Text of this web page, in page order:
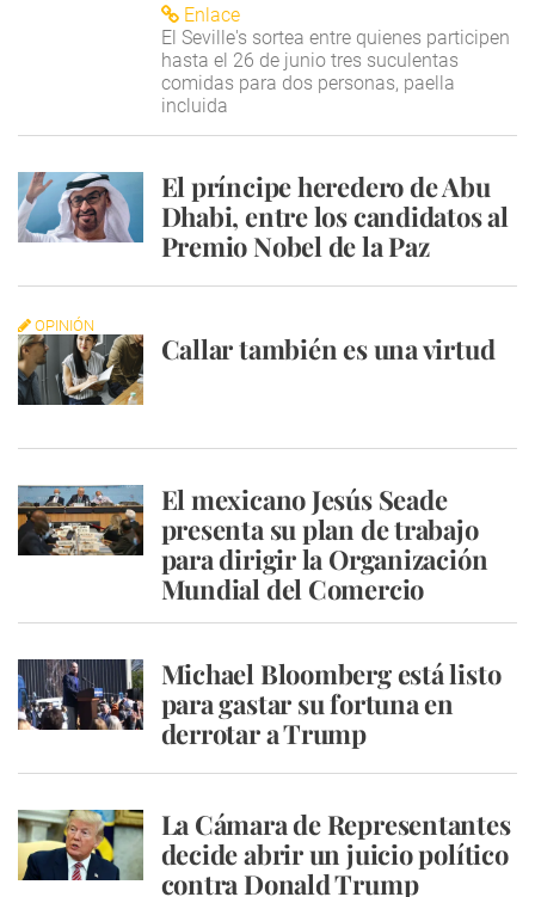
Enlace
El Seville's sortea entre quienes participen
hasta el 26 de junio tres suculentas
comidas para dos personas, paella
incluida
El príncipe heredero de Abu
Dhabi, entre los candidatos al
Premio Nobel de la Paz
OPINIÓN
Callar también es una virtud
El mexicano Jesús Seade
presenta su plan de trabajo
para dirigir la Organización
Mundial del Comercio
Michael Bloomberg está listo
para gastar su fortuna en
derrotar a Trump
La Cámara de Representantes
decide abrir un juicio político
contra Donald Trump